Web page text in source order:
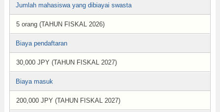
Jumlah mahasiswa yang dibiayai swasta
5 orang (TAHUN FISKAL 2026)
Biaya pendaftaran
30,000 JPY (TAHUN FISKAL 2027)
Biaya masuk
200,000 JPY (TAHUN FISKAL 2027)